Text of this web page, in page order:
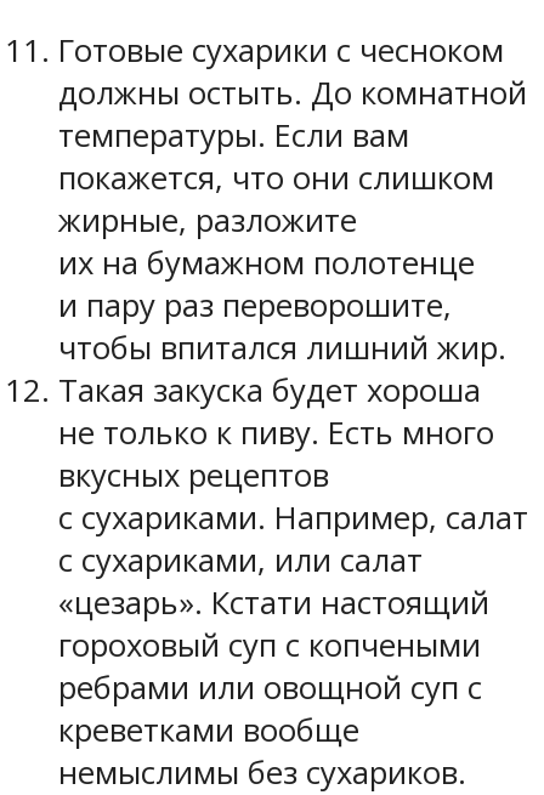
Готовые сухарики с чесноком
должны остыть. До комнатной
температуры. Если вам
покажется, что они слишком
жирные, разложите
их на бумажном полотенце
и пару раз переворошите,
чтобы впитался лишний жир.
Такая закуска будет хороша
не только к пиву. Есть много
вкусных рецептов
с сухариками. Например, салат
с сухариками, или салат
«цезарь». Кстати настоящий
гороховый суп с копчеными
ребрами или овощной суп с
креветками вообще
немыслимы без сухариков.